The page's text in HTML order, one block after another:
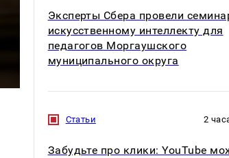
Эксперты Сбера провели
искусственному интеллекту для
педагогов Моргаушского
муниципального округа
Статьи 2
Забудьте про клики: YouTube